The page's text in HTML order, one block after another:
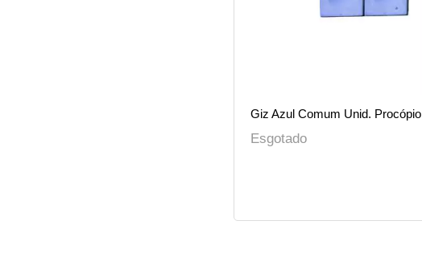
Giz Azul Comum Unid. Procópio
Esgotado